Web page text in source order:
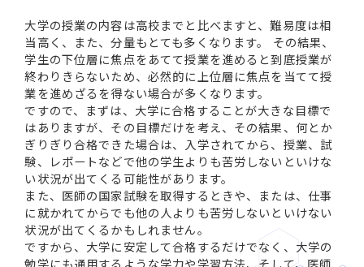
大学の授業の内容は高校までと比べますと、難易度は相
当高く、また、分量もとても多くなります。 その結果、
学生の下位層に焦点をあてて授業を進めると到底授業が
終わりきらないため、必然的に上位層に焦点を当てて授
業を進めざるを得ない場合が多くなります。
ですので、まずは、大学に合格することが大きな目標で
はありますが、その目標だけを考え、その結果、何とか
ぎりぎり合格できた場合は、入学されてから、授業、試
験、レポートなどで他の学生よりも苦労しないといけな
い状況が出てくる可能性があります。
また、医師の国家試験を取得するときや、または、仕事
に就かれてからでも他の人よりも苦労しないといけない
状況が出てくるかもしれません。
ですから、大学に安定して合格するだけでなく、大学の
勉学にも通用するような学力や学習方法、そして、医師